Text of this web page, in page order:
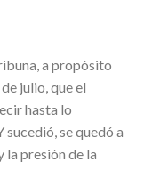
a propósito
julio, que el
hasta lo
se quedó a
la presión de la